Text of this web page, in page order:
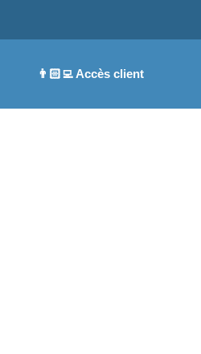
👨🏻‍💻 Accès client